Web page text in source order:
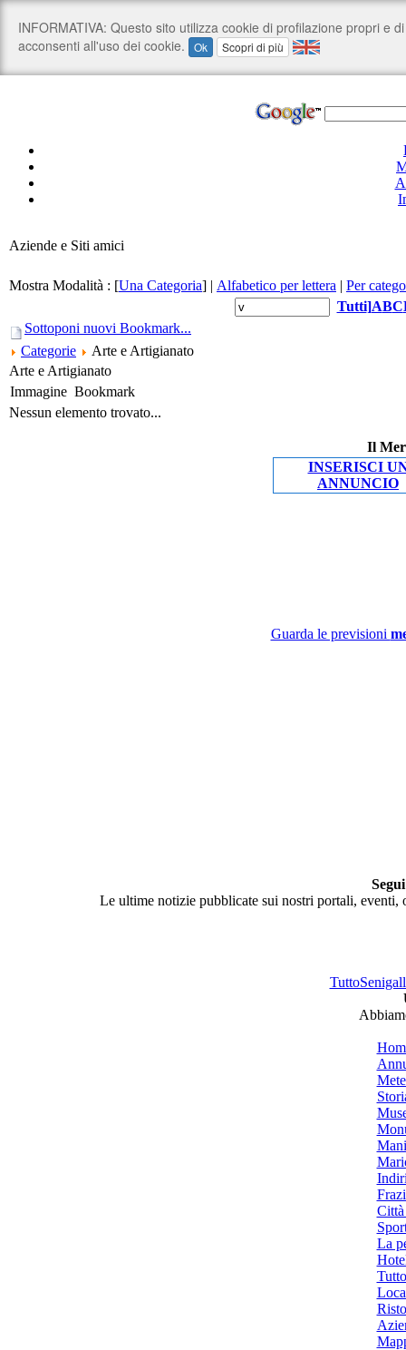
Aziende e Siti amici
Mostra Modalità : [Una Categoria] | Alfabetico per lettera | Per
Tutti]ABC
Sottoponi nuovi Bookmark...
Categorie
Arte e Artigianato
Arte e Artigianato
Immagine Bookmark
Nessun elemento trovato...
Il
INSERISCI
ANNUNCIO
Guarda le previsioni
Le ultime notizie pubblicate sui nostri portali,
Città
La